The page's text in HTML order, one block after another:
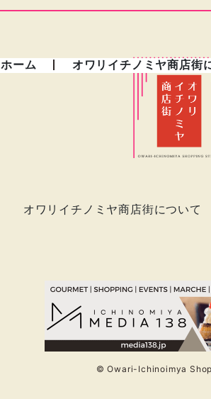
ホーム オワリイチノミヤ商店街
オワリイチノミヤ商店街について
© Owari-Ichinoimya